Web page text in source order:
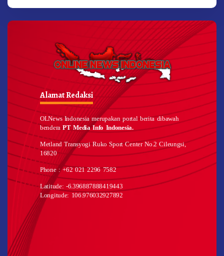
Alamat Redaksi
OLNews Indonesia merupakan portal berita dibawah
benderaPT Media Info Indonesia.
Metland Transyogi Ruko Sport Center No.2 Cileungsi,
16820
Phone : +62 021 2296 7582
Latitude: -6.396887888419443
Longitude: 106.976032927892